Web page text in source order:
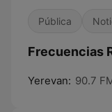
Pública
Frecuencias
Yerevan: 90.7